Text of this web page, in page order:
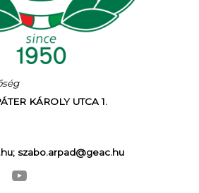
KÁROLY UTCA 1.
szabo.arpad@geac.hu